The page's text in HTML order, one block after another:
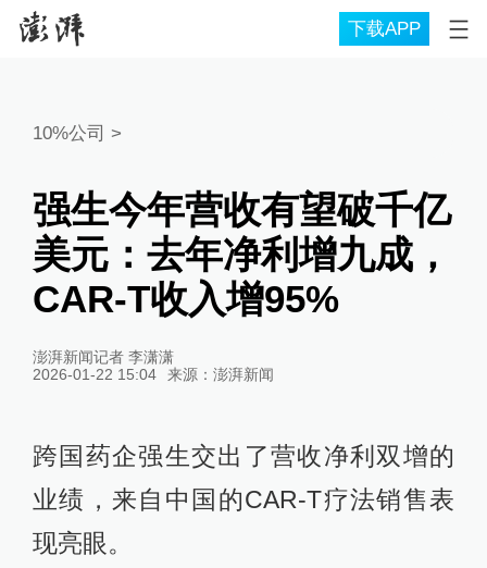
下载APP
10%公司 >
强生今年营收有望破千亿
美元：去年净利增九成，
CAR-T收入增95%
澎湃新闻记者 李潇潇
2026-01-22 15:04
来源： 澎湃新闻
跨国药企强生交出了营收净利双增的
业绩，来自中国的CAR-T疗法销售表
现亮眼。